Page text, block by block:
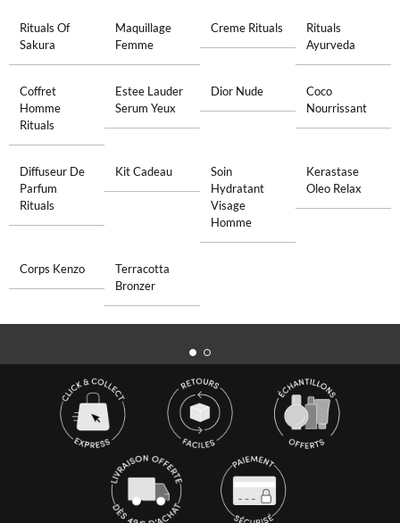
Rituals Of
Sakura
Maquillage
Femme
Creme Rituals
Rituals
Ayurveda
Coffret
Homme
Rituals
Estee Lauder
Serum Yeux
Dior Nude
Coco
Nourrissant
Diffuseur De
Parfum
Rituals
Kit Cadeau
Soin
Hydratant
Visage
Homme
Kerastase
Oleo Relax
Corps Kenzo
Terracotta
Bronzer